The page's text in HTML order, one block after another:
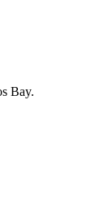
Bay.